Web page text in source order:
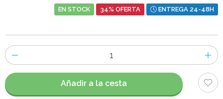
EN STOCK 34% OFERTA ENTREGA 24-48H
Número
de
artículos
Añadir a la cesta